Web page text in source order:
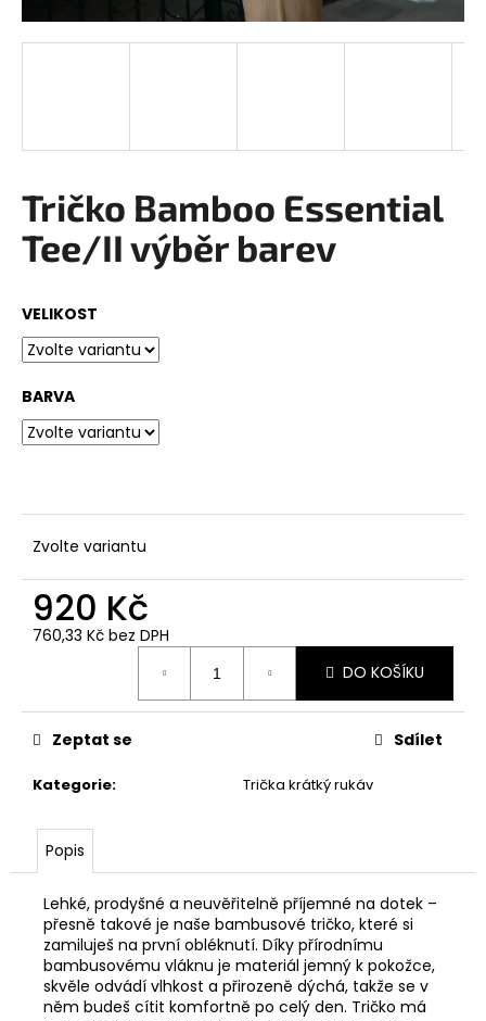
Tričko Bamboo Essential
Tee/II výběr barev
VELIKOST
BARVA
Zvolte variantu
920 Kč
760,33 Kč bez DPH
DO KOŠÍKU
Kategorie: Trička krátký rukáv
Zeptat se Sdílet
Popis
Lehké, prodyšné a neuvěřitelně příjemné na dotek –
přesně takové je naše bambusové tričko, které si
zamiluješ na první obléknutí. Díky přírodnímu
bambusovému vláknu je materiál jemný k pokožce,
skvěle odvádí vlhkost a přirozeně dýchá, takže se v
něm budeš cítit komfortně po celý den. Tričko má
a
HLEDAT
D
o
p
o
r
u
m